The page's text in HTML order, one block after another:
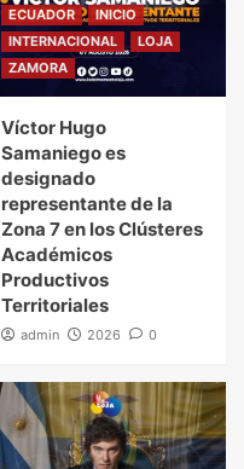
ECUADOR
INICIO
INTERNACIONAL
LOJA
ZAMORA
Víctor Hugo
Samaniego es
designado
representante de la
Zona 7 en los Clústeres
Académicos
Productivos
Territoriales
admin 2026 0